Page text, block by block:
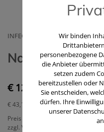
INFECTOPHARM
Nasenspray
€ 12,95
€ 43,17
/ 100 ml
Preis inkl. MwSt.
zzgl. Versandkosten
Wir binden
personenbezogene
die Anbieter
setzen zudem
bereitzustellen oder
Sie entscheiden,
dürfen. Ihre
unserer